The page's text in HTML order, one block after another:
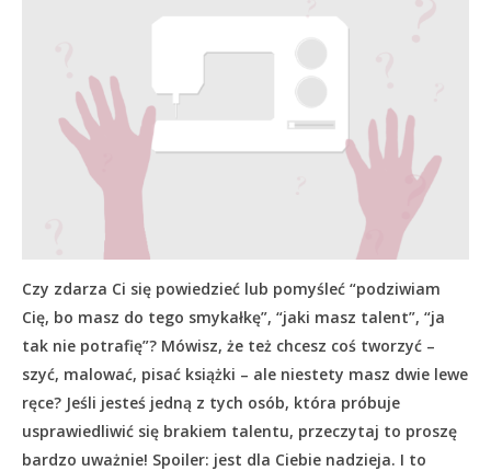
Czy zdarza Ci się powiedzieć lub pomyśleć “podziwiam
Cię, bo masz do tego smykałkę”, “jaki masz talent”, “ja
tak nie potrafię”? Mówisz, że też chcesz coś tworzyć –
szyć, malować, pisać książki – ale niestety masz dwie lewe
ręce? Jeśli jesteś jedną z tych osób, która próbuje
usprawiedliwić się brakiem talentu, przeczytaj to proszę
bardzo uważnie! Spoiler: jest dla Ciebie nadzieja. I to